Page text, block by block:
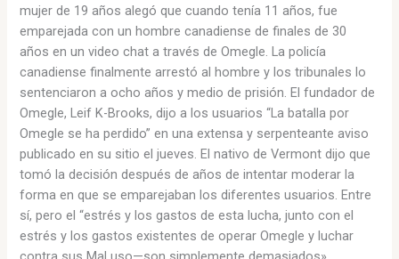
mujer de 19 años alegó que cuando tenía 11 años, fue
emparejada con un hombre canadiense de finales de 30
años en un video chat a través de Omegle. La policía
canadiense finalmente arrestó al hombre y los tribunales lo
sentenciaron a ocho años y medio de prisión. El fundador de
Omegle, Leif K-Brooks, dijo a los usuarios “La batalla por
Omegle se ha perdido” en una extensa y serpenteante aviso
publicado en su sitio el jueves. El nativo de Vermont dijo que
tomó la decisión después de años de intentar moderar la
forma en que se emparejaban los diferentes usuarios. Entre
sí, pero el “estrés y los gastos de esta lucha, junto con el
estrés y los gastos existentes de operar Omegle y luchar